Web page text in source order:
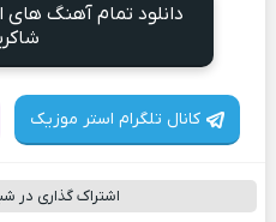
دانلود تمام آهنگ های
کانال تلگرام استر موزیک
اشتراک گذاری در